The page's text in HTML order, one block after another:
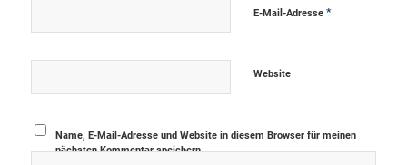
E-Mail-Adresse *
Website
Name, E-Mail-Adresse und Website in diesem Browser für meinen
nächsten Kommentar speichern.